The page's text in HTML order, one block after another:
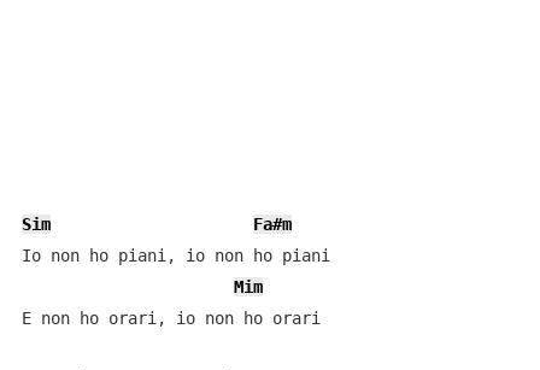
Sim
Fa#m
Io non ho piani, io non ho piani
Mim
E non ho orari, io non ho orari